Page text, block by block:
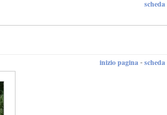
inizio pagina -